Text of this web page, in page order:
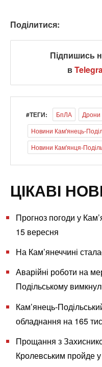
Поділитися:
Підпишись
в
#ТЕГИ: БпЛА Дрони
Новини Кам'янець-
Новини Кам'янця-
ЦІКАВІ
Прогноз погоди у
15 вересня
На Кам’янеччині
Аварійні роботи на
Подільському
Кам’янець-
обладнання на 165
Прощання з
Кролевським пройде